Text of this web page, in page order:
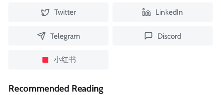
Twitter LinkedIn
Telegram Discord
小红书
Recommended Reading